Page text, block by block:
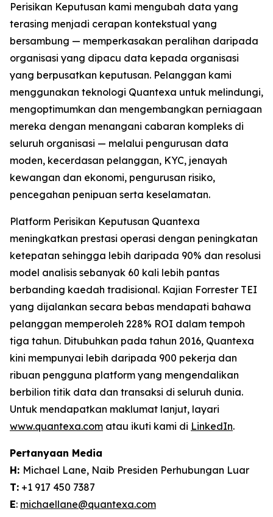
Perisikan Keputusan kami mengubah data yang
terasing menjadi cerapan kontekstual yang
bersambung — memperkasakan peralihan daripada
organisasi yang dipacu data kepada organisasi
yang berpusatkan keputusan. Pelanggan kami
menggunakan teknologi Quantexa untuk melindungi,
mengoptimumkan dan mengembangkan perniagaan
mereka dengan menangani cabaran kompleks di
seluruh organisasi — melalui pengurusan data
moden, kecerdasan pelanggan, KYC, jenayah
kewangan dan ekonomi, pengurusan risiko,
pencegahan penipuan serta keselamatan.
Platform Perisikan Keputusan Quantexa
meningkatkan prestasi operasi dengan peningkatan
ketepatan sehingga lebih daripada 90% dan resolusi
model analisis sebanyak 60 kali lebih pantas
berbanding kaedah tradisional. Kajian Forrester TEI
yang dijalankan secara bebas mendapati bahawa
pelanggan memperoleh 228% ROI dalam tempoh
tiga tahun. Ditubuhkan pada tahun 2016, Quantexa
kini mempunyai lebih daripada 900 pekerja dan
ribuan pengguna platform yang mengendalikan
berbilion titik data dan transaksi di seluruh dunia.
Untuk mendapatkan maklumat lanjut, layari
www.quantexa.com atau ikuti kami di LinkedIn.
Pertanyaan Media
H: Michael Lane, Naib Presiden Perhubungan Luar
T: +1 917 450 7387
E: michaellane@quantexa.com